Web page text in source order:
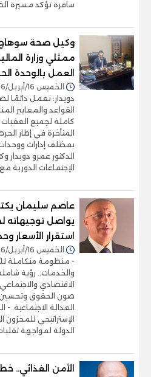
سافرة تؤكد مسيرة
وكيل صحة سوهاج
ممثلي وزارة
العمل بالوحدة
الخميس 16/أبريل/2026 - 04:12 م
دويدار: نعمل دائمًا
القواعد والمعايير
كاملة لجميع
المتأخرة في إطار
بمختلف إدارات
الدكتور عمرو دويدار
الإجتماعات الدورية
عاصم سليمان
يواصل توجيهاته
استقرار الأسعار
الخميس 16/أبريل/2026 - 04:02 م
- منظومة متكاملة
والخدمات.. رؤية
الاقتصادي
صون الحقوق وتحسين
العدالة الاجتماعية. -
الإستراتيجي للمخزون
الدولة لمواجهة
الأمن الغذائي..